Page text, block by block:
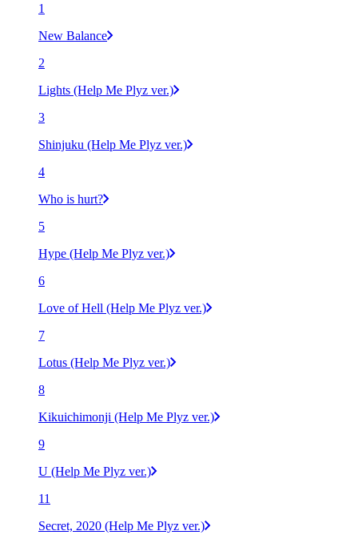
1
New Balance
2
Lights (Help Me Plyz ver.)
3
Shinjuku (Help Me Plyz ver.)
4
Who is hurt?
5
Hype (Help Me Plyz ver.)
6
Love of Hell (Help Me Plyz ver.)
7
Lotus (Help Me Plyz ver.)
8
Kikuichimonji (Help Me Plyz ver.)
9
U (Help Me Plyz ver.)
11
Secret, 2020 (Help Me Plyz ver.)